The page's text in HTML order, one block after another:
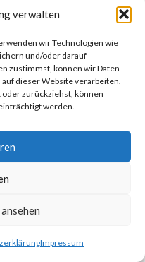
verwalten
wir Technologien wie
und/oder darauf
zustimmst, können wir Daten
dieser Website verarbeiten.
zurückziehst, können
werden.
Impressum